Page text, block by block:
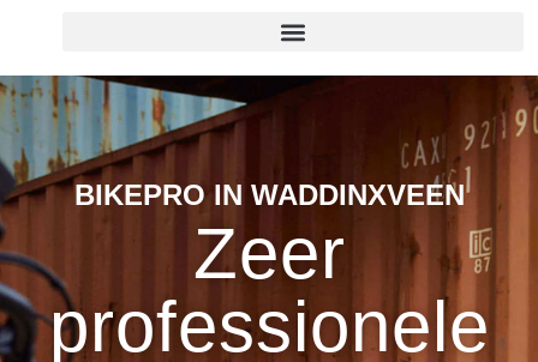
BIKEPRO IN WADDINXVEEN
Zeer
professionele